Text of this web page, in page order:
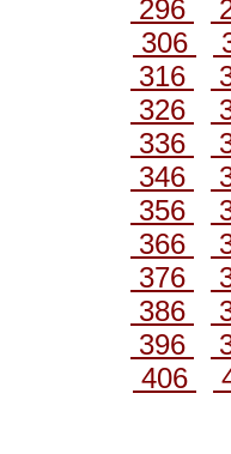
296
306
316
326
336
346
356
366
376
386
396
406